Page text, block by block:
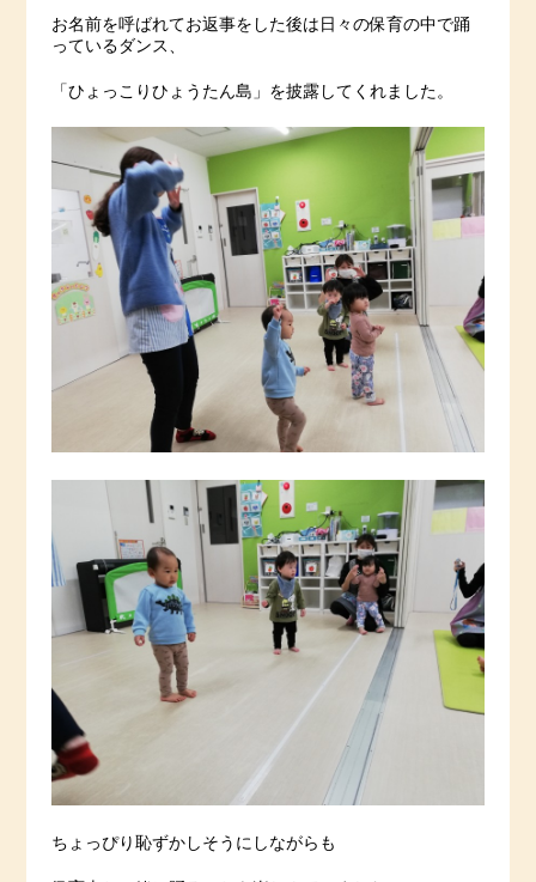
お名前を呼ばれてお返事をした後は日々の保育の中で踊
っているダンス、
「ひょっこりひょうたん島」を披露してくれました。
ちょっぴり恥ずかしそうにしながらも